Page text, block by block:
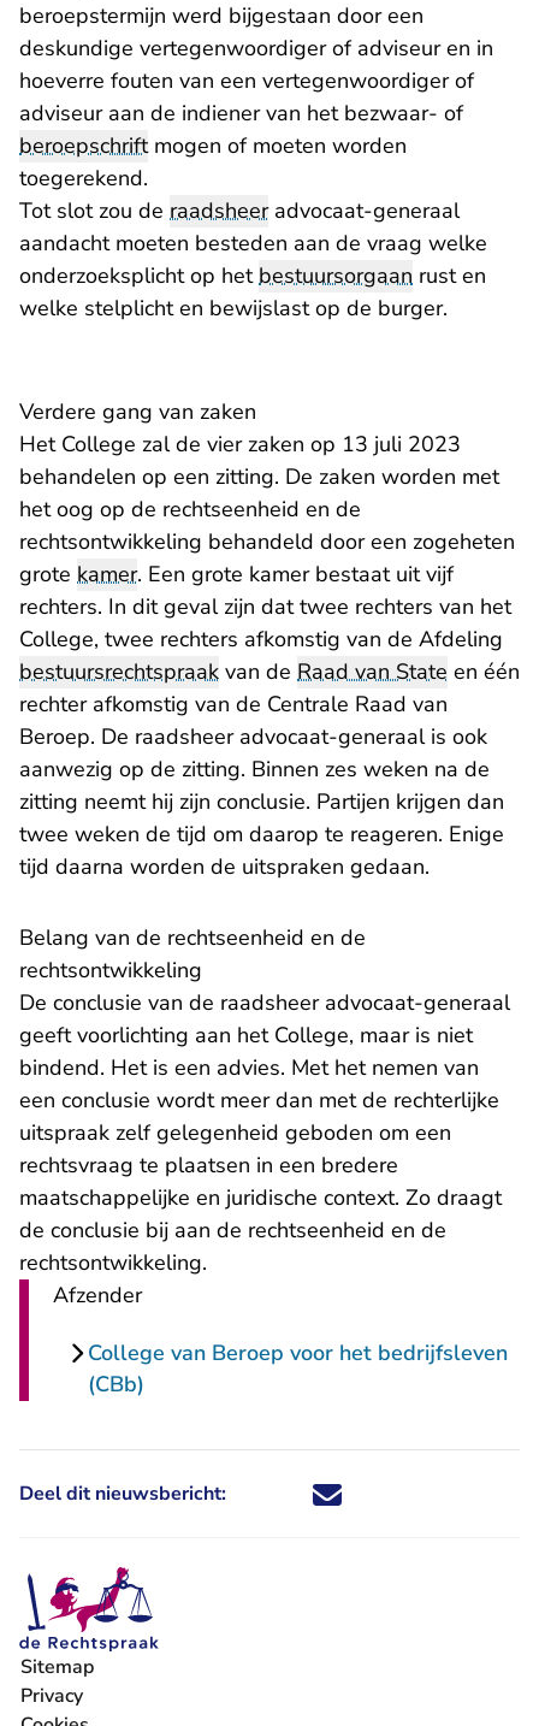
beroepstermijn werd bijgestaan door een
deskundige vertegenwoordiger of adviseur en in
hoeverre fouten van een vertegenwoordiger of
adviseur aan de indiener van het bezwaar- of
beroepschriftmogen of moeten worden
toegerekend.
Tot slot zou de raadsheeradvocaat-generaal
aandacht moeten besteden aan de vraag welke
onderzoeksplicht op hetbestuursorgaan rust en
welke stelplicht en bewijslast op de burger.
Verdere gang van zaken
Het College zal de vier zaken op 13 juli 2023
behandelen op een zitting. De zaken worden met
het oog op de rechtseenheid en de
rechtsontwikkeling behandeld door een zogeheten
grote kamer. Een grote kamer bestaat uit vijf
rechters. In dit geval zijn dat twee rechters van het
College, twee rechters afkomstig van de Afdeling
bestuursrechtspraak van de Raad van State en één
rechter afkomstig van de Centrale Raad van
Beroep. De raadsheer advocaat-generaal is ook
aanwezig op de zitting. Binnen zes weken na de
zitting neemt hij zijn conclusie. Partijen krijgen dan
twee weken de tijd om daarop te reageren. Enige
tijd daarna worden de uitspraken gedaan.
Belang van de rechtseenheid en de
rechtsontwikkeling
De conclusie van de raadsheer advocaat-generaal
geeft voorlichting aan het College, maar is niet
bindend. Het is een advies. Met het nemen van
een conclusie wordt meer dan met de rechterlijke
uitspraak zelf gelegenheid geboden om een
rechtsvraag te plaatsen in een bredere
maatschappelijke en juridische context. Zo draagt
de conclusie bij aan de rechtseenheid en de
rechtsontwikkeling.
Afzender
College van Beroep voor het bedrijfsleven
(CBb)
Deel dit nieuwsbericht: Deel dit nieuwsbericht via X -
Deel dit nieuwsbericht via
Deel dit nieuwsbericht
Deel dit
Sitemap
Privacy